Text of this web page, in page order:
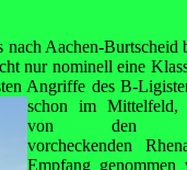
Aachen-Burtscheid
nur nominell eine
Angriffe des B-
schon im
von den
vorcheckenden
Empfang genommen